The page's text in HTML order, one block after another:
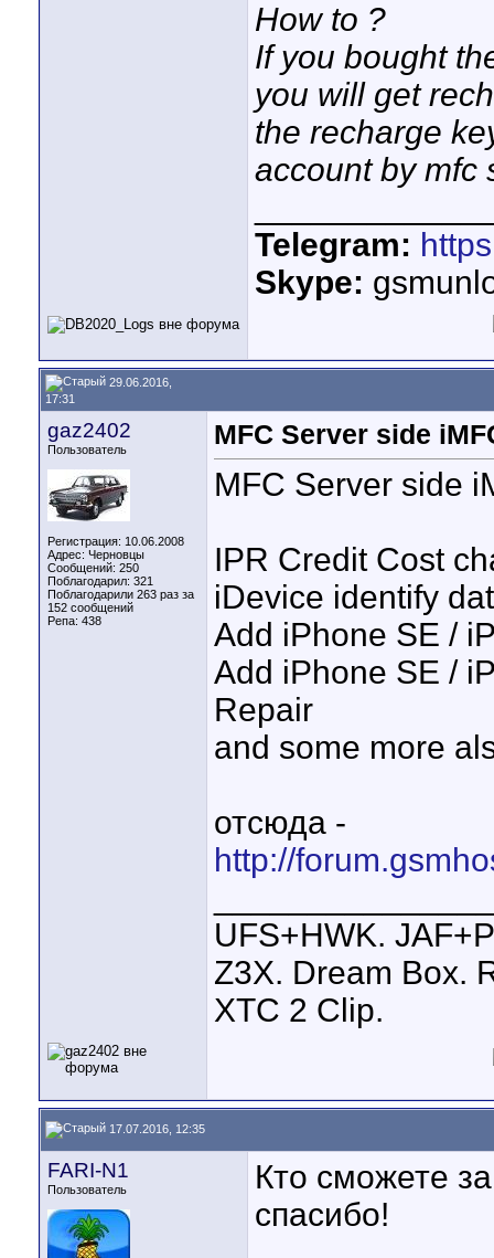
How to ?
If you bought
you will get
the recharge
account by mfc
Telegram:
Skype:
29.06.2016,
17:31
gaz2402
Пользователь
Регистрация: 10.06.2008
Адрес: Черновцы
Сообщений: 250
Поблагодарил: 321
Поблагодарили 263 раз за
152 сообщений
Репа: 438
MFC Server side
MFC Server side
IPR Credit Cost
iDevice identify
Add iPhone SE /
Add iPhone SE /
Repair
and some more
отсюда -
http://
UFS+HWK.
Z3X. Dream Box.
XTC 2 Clip.
17.07.2016, 12:35
FARI-N1
Пользователь
Кто сможете
спасибо!